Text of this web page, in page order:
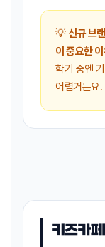
💡 신규 브
이 중요한
학기 중엔
어렵거든요.
키즈카